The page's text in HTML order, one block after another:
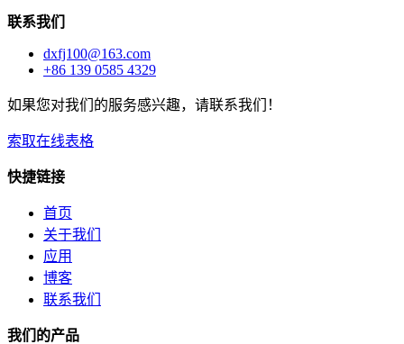
联系我们
dxfj100@163.com
+86 139 0585 4329
如果您对我们的服务感兴趣，请联系我们！
索取在线表格
快捷链接
首页
关于我们
应用
博客
联系我们
我们的产品